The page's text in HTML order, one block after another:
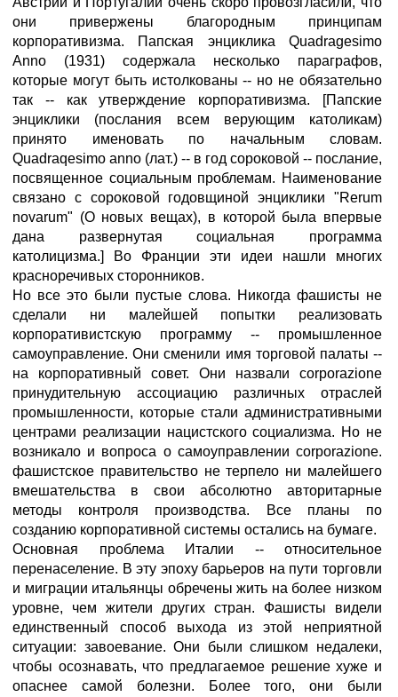
они привержены благородным принципам
корпоративизма. Папская энциклика Quadragesimo
Anno (1931) содержала несколько параграфов,
которые могут быть истолкованы -- но не обязательно
так -- как утверждение корпоративизма. [Папские
энциклики (послания всем верующим католикам)
принято именовать по начальным словам.
Quadraqesimo anno (лат.) -- в год сороковой -- послание,
посвященное социальным проблемам. Наименование
связано с сороковой годовщиной энциклики "Rerum
novarum" (О новых вещах), в которой была впервые
дана развернутая социальная программа
католицизма.] Во Франции эти идеи нашли многих
красноречивых сторонников.
Но все это были пустые слова. Никогда фашисты не
сделали ни малейшей попытки реализовать
корпоративистскую программу -- промышленное
самоуправление. Они сменили имя торговой палаты --
на корпоративный совет. Они назвали corporazione
принудительную ассоциацию различных отраслей
промышленности, которые стали административными
центрами реализации нацистского социализма. Но не
возникало и вопроса о самоуправлении corporazione.
фашистское правительство не терпело ни малейшего
вмешательства в свои абсолютно авторитарные
методы контроля производства. Все планы по
созданию корпоративной системы остались на бумаге.
Основная проблема Италии -- относительное
перенаселение. В эту эпоху барьеров на пути торговли
и миграции итальянцы обречены жить на более низком
уровне, чем жители других стран. Фашисты видели
единственный способ выхода из этой неприятной
ситуации: завоевание. Они были слишком недалеки,
чтобы осознавать, что предлагаемое решение хуже и
опаснее самой болезни. Более того, они были